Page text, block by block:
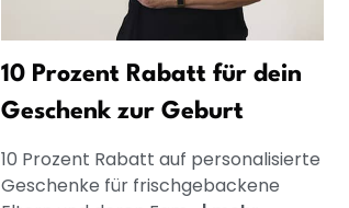
10 Prozent Rabatt für dein
Geschenk zur Geburt
10 Prozent Rabatt auf personalisierte
Geschenke für frischgebackene